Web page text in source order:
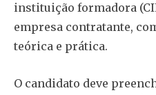
instituição formadora
empresa contratante,
teórica e prática.
O candidato deve